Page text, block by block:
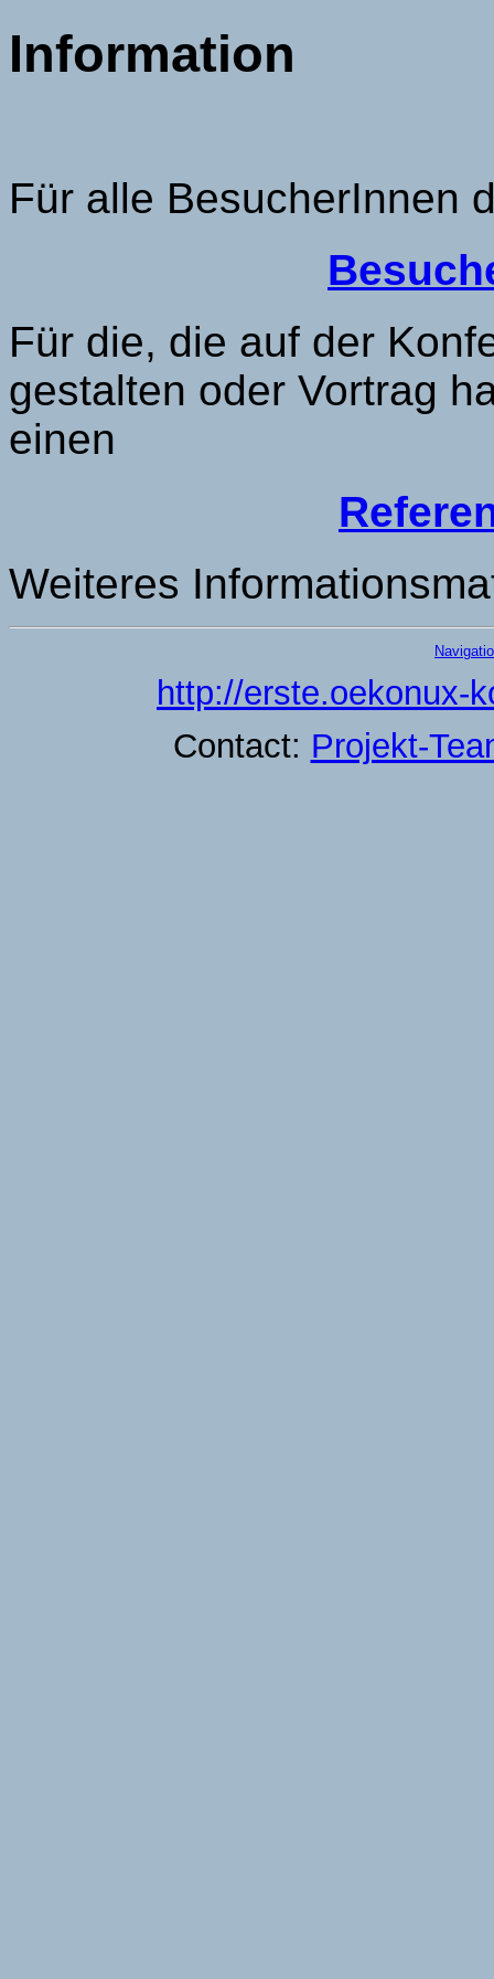
Information
Für alle BesucherInnen
Für die, die auf der
gestalten oder Vortrag
einen
Weiteres
http://erste.oekonux-
Contact: Projekt-